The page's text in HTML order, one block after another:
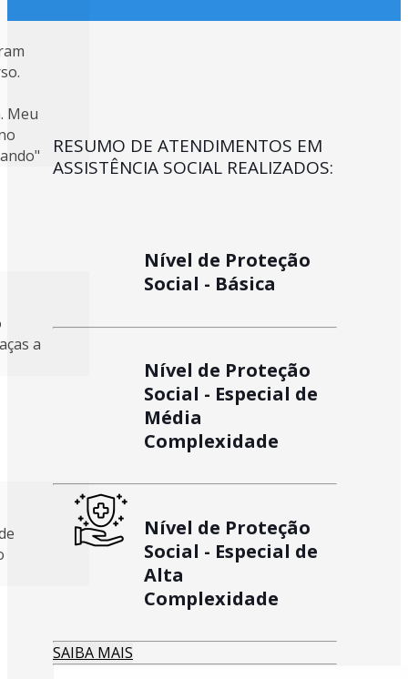
Meu
a
RESUMO DE ATENDIMENTOS EM
ASSISTÊNCIA SOCIAL REALIZADOS:
Nível de Proteção
Social - Básica
Nível de Proteção
Social - Especial de
Média
Complexidade
Nível de Proteção
Social - Especial de
Alta
Complexidade
SAIBA MAIS